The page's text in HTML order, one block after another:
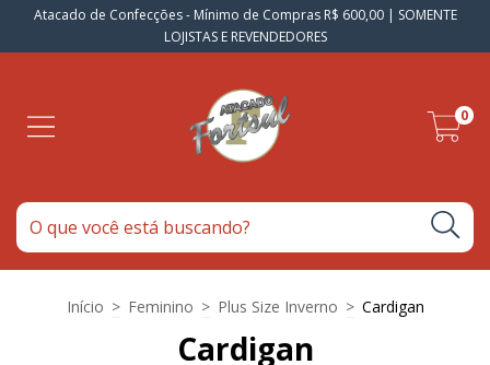
Atacado de Confecções - Mínimo de Compras R$ 600,00 | SOMENTE
LOJISTAS E REVENDEDORES
0
Início > Feminino > Plus Size Inverno > Cardigan
Cardigan